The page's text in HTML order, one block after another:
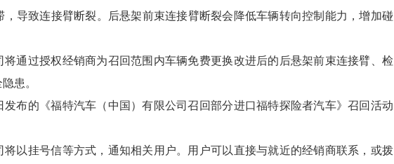
导致连接臂断裂。后悬架前束连接臂断裂会降低车辆转向控制能力，增加碰
通过授权经销商为召回范围内车辆免费更换改进后的后悬架前束连接臂、检
患。
发布的《福特汽车（中国）有限公司召回部分进口福特探险者汽车》召回活动
以挂号信等方式，通知相关用户。用户可以直接与就近的经销商联系，或拨